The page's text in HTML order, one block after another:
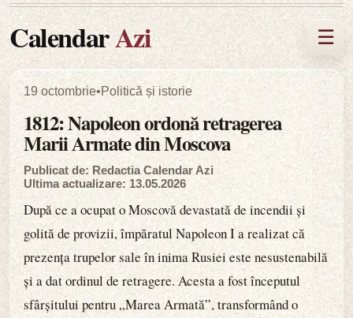
CalendarAzi ☰
19 octombrie•Politică și istorie
1812: Napoleon ordonă retragerea
Marii Armate din Moscova
Publicat de: Redactia Calendar Azi
Ultima actualizare: 13.05.2026
După ce a ocupat o Moscovă devastată de incendii și
golită de provizii, împăratul Napoleon I a realizat că
prezența trupelor sale în inima Rusiei este nesustenabilă
și a dat ordinul de retragere. Acesta a fost începutul
sfârșitului pentru „Marea Armată”, transformând o